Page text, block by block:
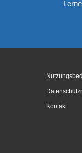
Kontakt